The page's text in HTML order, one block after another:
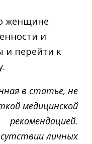
женщине
и
и перейти к
в статье, не
медицинской
рекомендацией.
личных